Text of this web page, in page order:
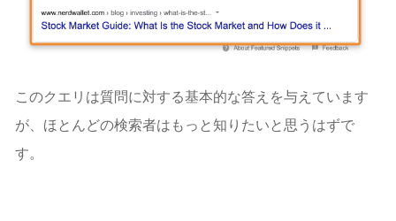
このクエリは質問に対する基本的な答えを与えています
が、ほとんどの検索者はもっと知りたいと思うはずで
す。